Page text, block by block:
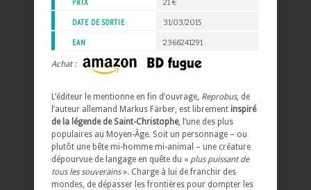
21 €
DATE DE SORTIE 31/03/2015
EAN 2366241291
Achat :
L’éditeur le mentionne en fin d’ouvrage, Reprobus, de
l’auteur allemand Markus Färber, est librement inspiré
de la légende de Saint-Christophe, l’une des plus
populaires au Moyen-Âge. Soit un personnage – ou
plutôt une bête mi-homme mi-animal – une créature
dépourvue de langage en quête du « plus puissant de
tous les souverains». Charge à lui de franchir des
mondes, de dépasser les frontières pour dompter les